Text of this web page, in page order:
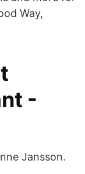
Way,
-
Jansson.